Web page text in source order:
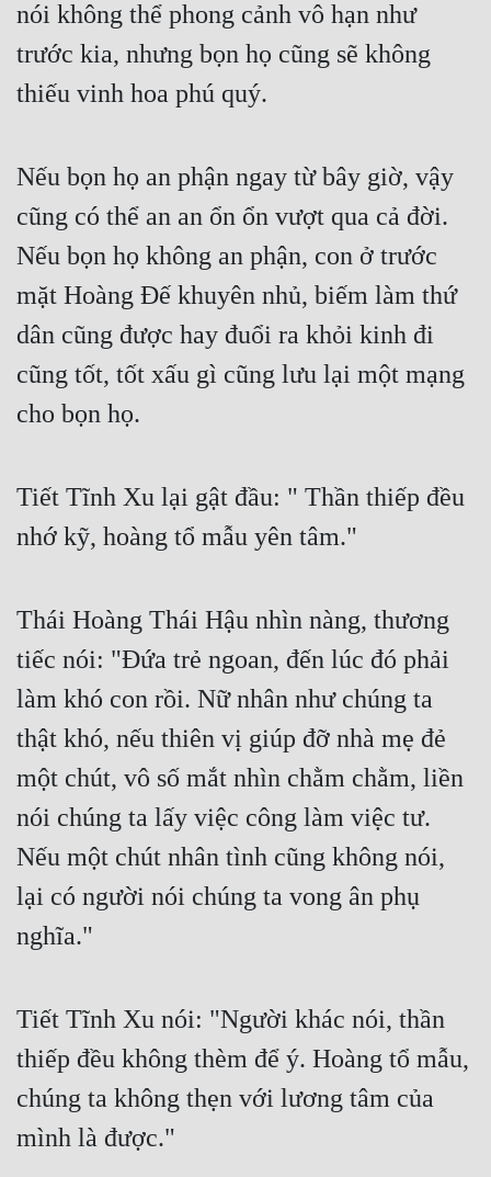
nói không thể phong cảnh vô hạn như
trước kia, nhưng bọn họ cũng sẽ không
thiếu vinh hoa phú quý.
Nếu bọn họ an phận ngay từ bây giờ, vậy
cũng có thể an an ổn ổn vượt qua cả đời.
Nếu bọn họ không an phận, con ở trước
mặt Hoàng Đế khuyên nhủ, biếm làm thứ
dân cũng được hay đuổi ra khỏi kinh đi
cũng tốt, tốt xấu gì cũng lưu lại một mạng
cho bọn họ.
Tiết Tĩnh Xu lại gật đầu: " Thần thiếp đều
nhớ kỹ, hoàng tổ mẫu yên tâm."
Thái Hoàng Thái Hậu nhìn nàng, thương
tiếc nói: "Đứa trẻ ngoan, đến lúc đó phải
làm khó con rồi. Nữ nhân như chúng ta
thật khó, nếu thiên vị giúp đỡ nhà mẹ đẻ
một chút, vô số mắt nhìn chằm chằm, liền
nói chúng ta lấy việc công làm việc tư.
Nếu một chút nhân tình cũng không nói,
lại có người nói chúng ta vong ân phụ
nghĩa."
Tiết Tĩnh Xu nói: "Người khác nói, thần
thiếp đều không thèm để ý. Hoàng tổ mẫu,
chúng ta không thẹn với lương tâm của
mình là được."